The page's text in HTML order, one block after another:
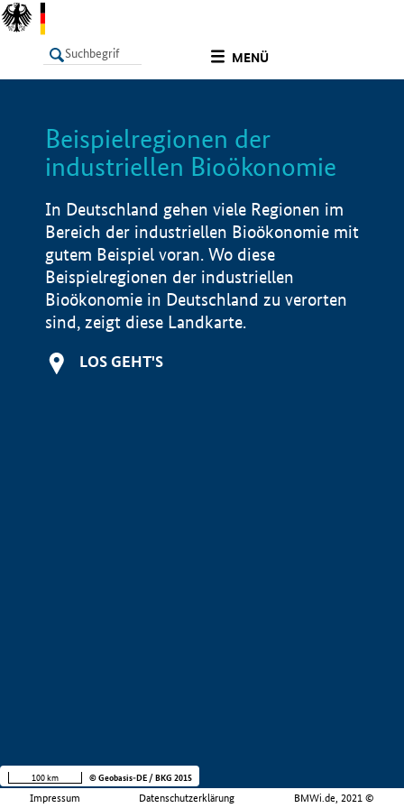
MENÜ
LISTE
Beispielregionen der
industriellen Bioökonomie
In Deutschland gehen viele Regionen im
Bereich der industriellen Bioökonomie mit
gutem Beispiel voran. Wo diese
Beispielregionen der industriellen
Bioökonomie in Deutschland zu verorten
sind, zeigt diese Landkarte.
LOS GEHT'S
Impressum Datenschutzerklärung BMWi.de, 2021 ©
100 km © Geobasis-DE / BKG 2015